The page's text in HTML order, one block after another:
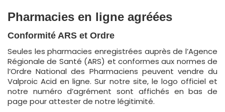
Pharmacies en ligne agréées
Conformité ARS et Ordre
Seules les pharmacies enregistrées auprès de l’Agence
Régionale de Santé (ARS) et conformes aux normes de
l’Ordre National des Pharmaciens peuvent vendre du
Valproic Acid en ligne. Sur notre site, le logo officiel et
notre numéro d’agrément sont affichés en bas de
page pour attester de notre légitimité.